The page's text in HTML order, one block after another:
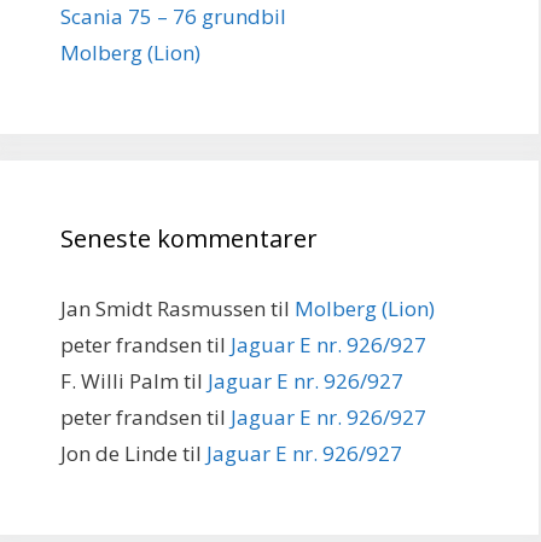
Scania 75 – 76 grundbil
Molberg (Lion)
Seneste kommentarer
Jan Smidt Rasmussen til Molberg (Lion)
peter frandsen til Jaguar E nr. 926/927
F. Willi Palm til Jaguar E nr. 926/927
peter frandsen til Jaguar E nr. 926/927
Jon de Linde til Jaguar E nr. 926/927